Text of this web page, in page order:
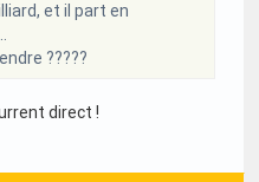
et il part en
?????
direct !